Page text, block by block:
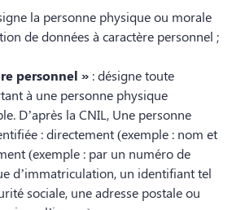
la personne physique ou morale
de données à caractère personnel ;
personnel » : désigne toute
à une personne physique
D’après la CNIL, Une personne
: directement (exemple : nom et
(exemple : par un numéro de
d’immatriculation, un identifiant tel
sociale, une adresse postale ou